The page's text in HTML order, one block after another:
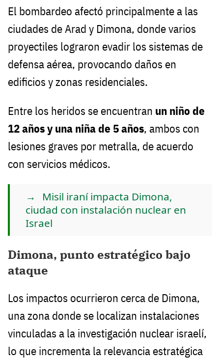
El bombardeo afectó principalmente a las
ciudades de Arad y Dimona, donde varios
proyectiles lograron evadir los sistemas de
defensa aérea, provocando daños en
edificios y zonas residenciales.
Entre los heridos se encuentran un niño de
12 años y una niña de 5 años, ambos con
lesiones graves por metralla, de acuerdo
con servicios médicos.
Misil iraní impacta Dimona,
ciudad con instalación nuclear en
Israel
Dimona, punto estratégico bajo
ataque
Los impactos ocurrieron cerca de Dimona,
una zona donde se localizan instalaciones
vinculadas a la investigación nuclear israelí,
lo que incrementa la relevancia estratégica